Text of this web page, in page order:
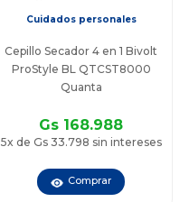
Cuidados personales
Cepillo Secador 4 en 1 Bivolt
ProStyle BL QTCST8000
Quanta
Gs 168.988
5x de Gs 33.798 sin intereses
Comprar